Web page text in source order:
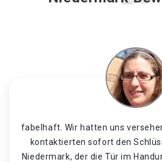
fabelhaft. Wir hatten uns
kontaktierten sofort den
Niedermark, der die Tür im